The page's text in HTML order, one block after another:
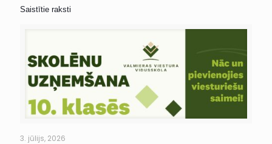
Saistītie raksti
3. jūlijs, 2026